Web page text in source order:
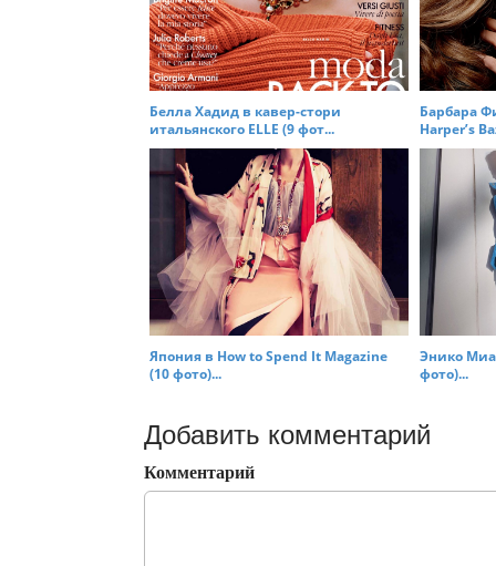
Белла Хадид в кавер-стори
итальянского ELLE (9 фот...
Барбара
Harper’s
Япония в How to Spend It Magazine
(10 фото)...
Энико
фото)...
Добавить комментарий
Комментарий